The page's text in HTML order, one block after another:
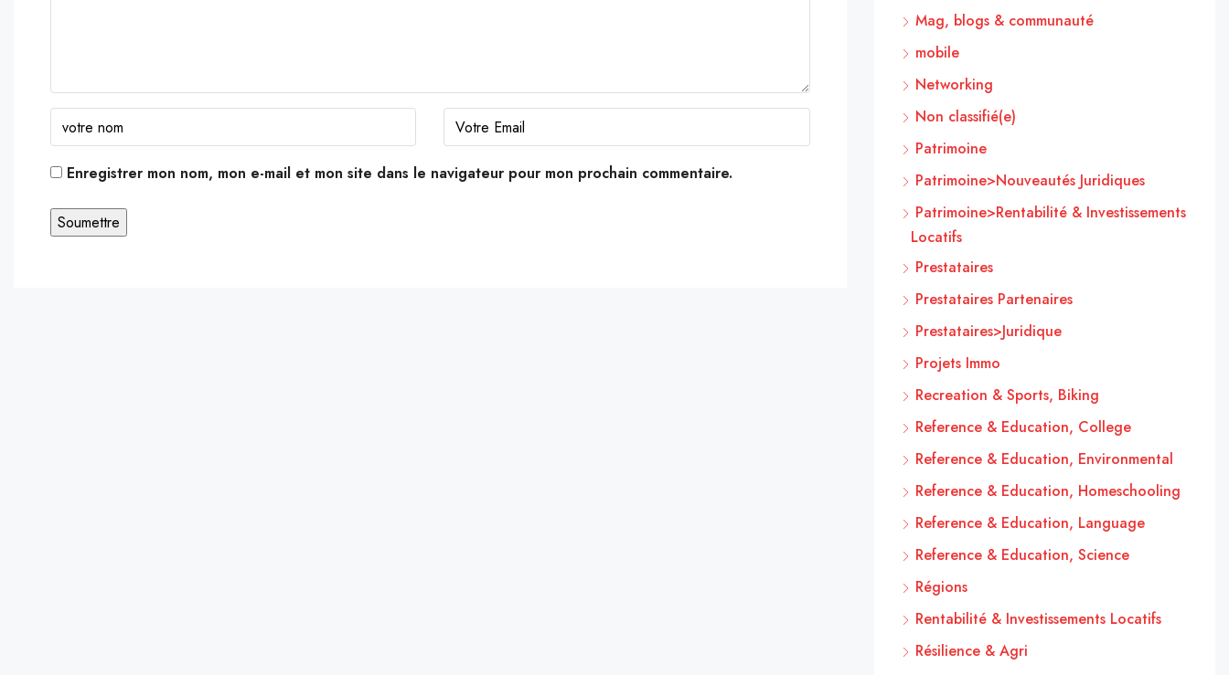
Enregistrer mon nom, mon e-mail et mon site dans le navigateur pour mon prochain commentaire.
Mag, blogs & communauté
mobile
Networking
Non classifié(e)
Patrimoine
Patrimoine>Nouveautés Juridiques
Patrimoine>Rentabilité & Investissements
Locatifs
Prestataires
Prestataires Partenaires
Prestataires>Juridique
Projets Immo
Recreation & Sports, Biking
Reference & Education, College
Reference & Education, Environmental
Reference & Education, Homeschooling
Reference & Education, Language
Reference & Education, Science
Régions
Rentabilité & Investissements Locatifs
Résilience & Agri